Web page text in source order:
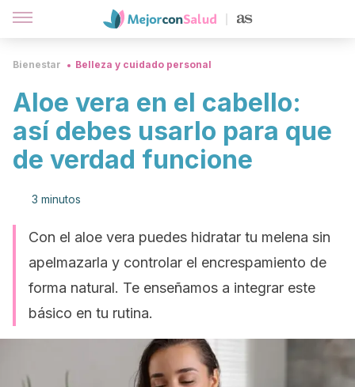
Bienestar Belleza y cuidado personal
Aloe vera en el cabello:
así debes usarlo para que
de verdad funcione
3 minutos
Con el aloe vera puedes hidratar tu melena sin
apelmazarla y controlar el encrespamiento de
forma natural. Te enseñamos a integrar este
básico en tu rutina.